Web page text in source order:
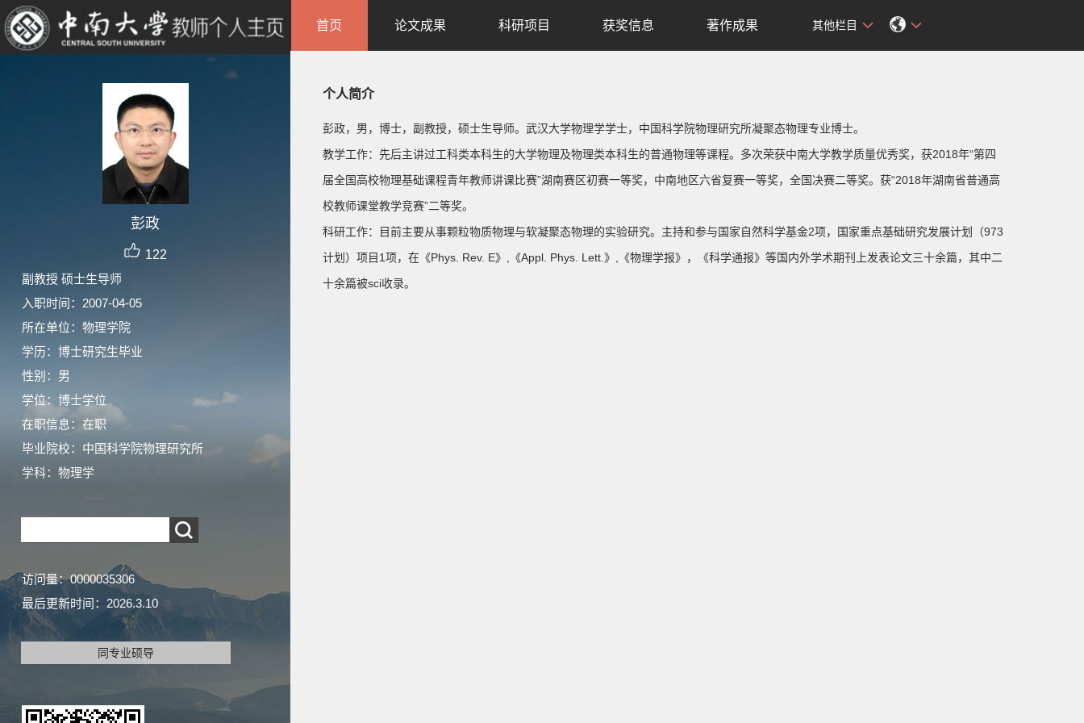
彭政
122
副教授 硕士生导师
入职时间：2007-04-05
所在单位：物理学院
学历：博士研究生毕业
性别：男
学位：博士学位
在职信息：在职
毕业院校：中国科学院物理研究所
学科：物理学
访问量：0000035306
最后更新时间： 2026.3.10
同专业硕导
首页 论文成果 科研项目 获奖信息 著作成果 其他栏目
个人简介
彭政，男，博士，副教授，硕士生导师。武汉大学物理学学士，中国科学院物理研究所凝聚态物理专业博士。
教学工作：先后主讲过工科类本科生的大学物理及物理类本科生的普通物理等课程。多次荣获中南大学教学质量优秀奖，获2018年“第四
届全国高校物理基础课程青年教师讲课比赛”湖南赛区初赛一等奖，中南地区六省复赛一等奖，全国决赛二等奖。获“2018年湖南省普通高
校教师课堂教学竞赛”二等奖。
科研工作：目前主要从事颗粒物质物理与软凝聚态物理的实验研究。主持和参与国家自然科学基金2项，国家重点基础研究发展计划（973
计划）项目1项，在《Phys. Rev. E》,《Appl. Phys. Lett.》,《物理学报》，《科学通报》等国内外学术期刊上发表论文三十余篇，其中二
十余篇被sci收录。